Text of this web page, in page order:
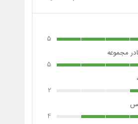
5
مجموعه
5
2
4